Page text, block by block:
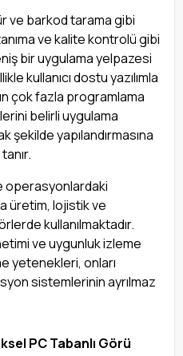
ve barkod tarama gibi
ve kalite kontrolü gibi
bir uygulama yelpazesi
kullanıcı dostu yazılımla
çok fazla programlama
belirli uygulama
şekilde yapılandırmasına
operasyonlardaki
üretim, lojistik ve
kullanılmaktadır.
ve uygunluk izleme
yetenekleri, onları
sistemlerinin ayrılmaz
PC Tabanlı Görü